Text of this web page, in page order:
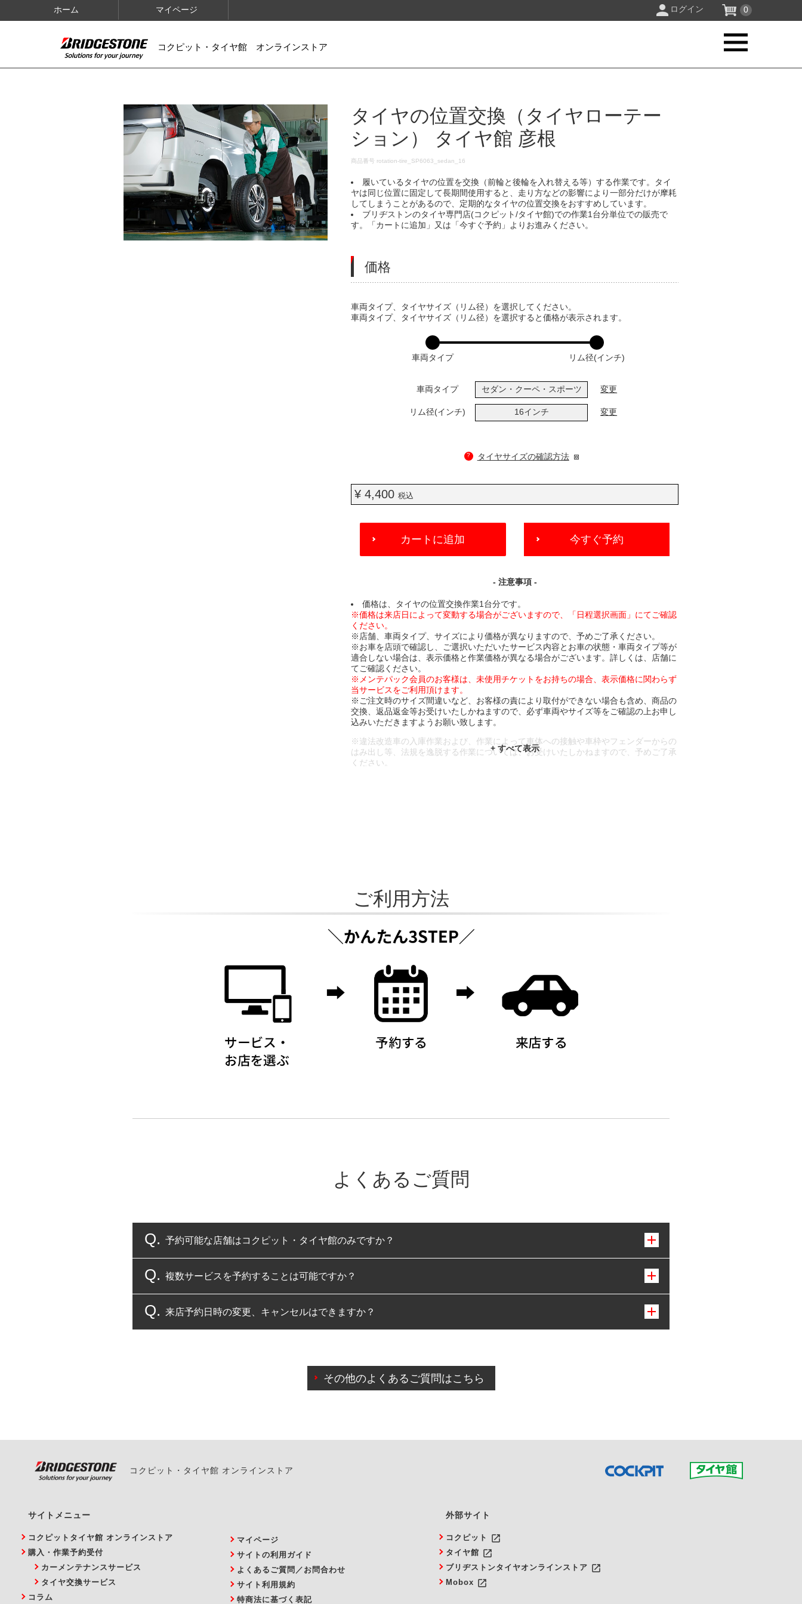
ホーム マイページ ログイン 0
コクピット・タイヤ館 オンラインストア
IMAGES
タイヤの位置交換（タイヤローテー
ション） タイヤ館 彦根
DETAILS
商品番号 rotation-tire_SP6063_sedan_16
履いているタイヤの位置を交換（前輪と後輪を入れ替える等）する作業です。タイ
ヤは同じ位置に固定して長期間使用すると、走り方などの影響により一部分だけが摩耗
してしまうことがあるので、定期的なタイヤの位置交換をおすすめしています。
ブリヂストンのタイヤ専門店(コクピット/タイヤ館)での作業1台分単位での販売で
す。「カートに追加」又は「今すぐ予約」よりお進みください。
価格
VARIATIONS
車両タイプ、タイヤサイズ（リム径）を選択してください。
車両タイプ、タイヤサイズ（リム径）を選択すると価格が表示されます。
車両タイプ リム径(インチ)
車両タイプ セダン・クーペ・スポーツ 変更
リム径(インチ) 16インチ 変更
? タイヤサイズの確認方法
¥ 4,400税込
ADD
CART
カートに追加 今すぐ予約
- 注意事項 -
価格は、タイヤの位置交換作業1台分です。
※価格は来店日によって変動する場合がございますので、「日程選択画面」にてご確認
ください。
※店舗、車両タイプ、サイズにより価格が異なりますので、予めご了承ください。
※お車を店頭で確認し、ご選択いただいたサービス内容とお車の状態・車両タイプ等が
適合しない場合は、表示価格と作業価格が異なる場合がございます。詳しくは、店舗に
てご確認ください。
※メンテパック会員のお客様は、未使用チケットをお持ちの場合、表示価格に関わらず
当サービスをご利用頂けます。
※ご注文時のサイズ間違いなど、お客様の責により取付ができない場合も含め、商品の
交換、返品返金等お受けいたしかねますので、必ず車両やサイズ等をご確認の上お申し
込みいただきますようお願い致します。
※違法改造車の入庫作業および、作業によって車体への接触や車枠やフェンダーからの
はみ出し等、法規を逸脱する作業については、お受けいたしかねますので、予めご了承
ください。
ご利用方法
よくあるご質問
予約可能な店舗はコクピット・タイヤ館のみですか？
コクピット・タイヤ館のみとなります。
複数サービスを予約することは可能ですか？
複数サービスのご予約は可能です。
来店予約日時の変更、キャンセルはできますか？
また、やむを得ない事由によりご予約のキャンセルをご希望の際は、直接ご予約いただいた店舗へご連絡くださ
その他のよくあるご質問はこちら
コクピット・タイヤ館 オンラインストア
サイトメニュー
コクピットタイヤ館 オンラインストア
購入・作業予約受付
カーメンテナンスサービス
タイヤ交換サービス
コラム
マイページ
サイトの利用ガイド
よくあるご質問／お問合わせ
サイト利用規約
特商法に基づく表記
外部サイト
コクピット launch
タイヤ館 launch
ブリヂストンタイヤオンラインストア launch
Mobox launch